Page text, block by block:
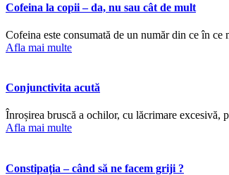
Cofeina la copii – da, nu sau cât de mult
Cofeina este consumată de un număr din ce în
Afla mai multe
Conjunctivita acută
Înroșirea bruscă a ochilor, cu lăcrimare excesivă,
Afla mai multe
Constipaţia – când să ne facem griji ?